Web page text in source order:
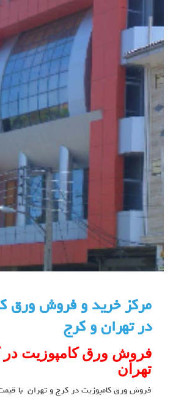
مرکز خرید و فروش ورق
در تهران و کرج
فروش ورق کامپوزیت در
تهران
فروش ورق کامپوزیت در کرج و تهران با